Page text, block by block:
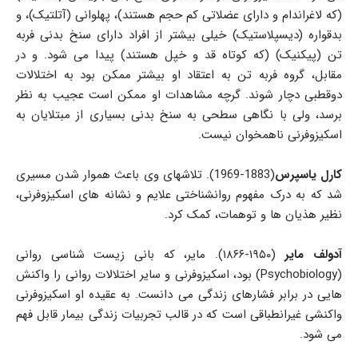
(که لاغراندام و دارای عضلاتی کم حجم هستند)، پهلوانی (آتلتیک)، و
بدقواره (دیسپلاستیک) خیلی بیشتر از افراد دارای سنخ بدنی فربه
تن (پیکنیک) (که کوتاه قد و خپل هستند) پیدا می شود. و در
مقابل، گروه فربه تن به اعتقاد او بیشتر ممکن بود به اختلالات
دوقطبی دچار شوند. گرچه مشاهدات او ممكن است عجیب به نظر
برسد، ولی با نگاهی سطحی به سنخ بدنی بسیاری از مبتلایان به
اسکیزوفرنی ناهمخوان نیست.
کارل یاسپرس
(1883-1969). تلاشهای وی باعث هموار شدن مسیری
شد که به درک مفهوم روانشناختی علایم و نشانه های اسکیزوفرنی،
نظير هذیان ها و توهمات، کمک کرد.
آدولف مایر
(۱۹۵۰-۱۸۶۶). مایر، که بانی زیست شناسی روانی
(Psychobiology) بود، اسکیزوفرنی و سایر اختلالات روانی را واکنش
هایی در برابر فشارهای زندگی می دانست. به عقیده او اسکیزوفرنی
واکنشی غیرانطباقی است که در قالب تجربیات زندگی بیمار قابل فهم
می شود.